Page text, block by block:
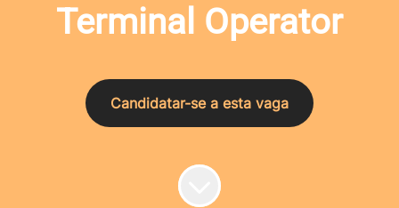
Terminal Operator
Candidatar-se a esta vaga